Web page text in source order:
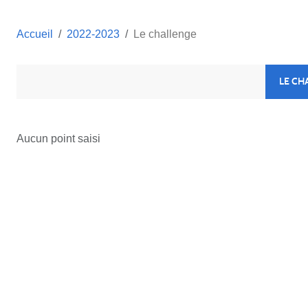
Accueil 2022-2023 Le challenge
LE
Aucun point saisi